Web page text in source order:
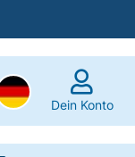
Dein Konto